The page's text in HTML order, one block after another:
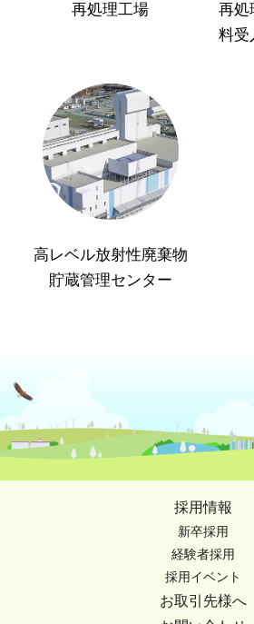
再処理工場
再処
料受
高レベル放射性廃棄物
貯蔵管理センター
採用情報
新卒採用
経験者採用
採用イベント
お取引先様へ